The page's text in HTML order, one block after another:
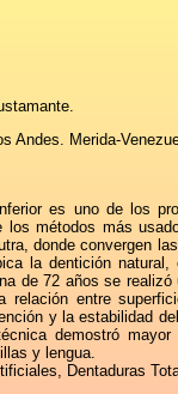
Andes. Merida-
es uno de los
métodos más
donde convergen
la dentición
de 72 años se
relación entre
y la estabilidad
demostró
y lengua.
Dentaduras